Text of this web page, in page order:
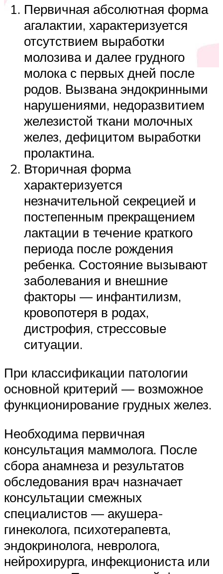
Первичная абсолютная форма
агалактии, характеризуется
отсутствием выработки
молозива и далее грудного
молока с первых дней после
родов. Вызвана эндокринными
нарушениями, недоразвитием
железистой ткани молочных
желез, дефицитом выработки
пролактина.
Вторичная форма
характеризуется
незначительной секрецией и
постепенным прекращением
лактации в течение краткого
периода после рождения
ребенка. Состояние вызывают
заболевания и внешние
факторы — инфантилизм,
кровопотеря в родах,
дистрофия, стрессовые
ситуации.
При классификации патологии
основной критерий — возможное
функционирование грудных желез.
Необходима первичная
консультация маммолога. После
сбора анамнеза и результатов
обследования врач назначает
консультации смежных
специалистов — акушера-
гинеколога, психотерапевта,
эндокринолога, невролога,
нейрохирурга, инфекциониста или